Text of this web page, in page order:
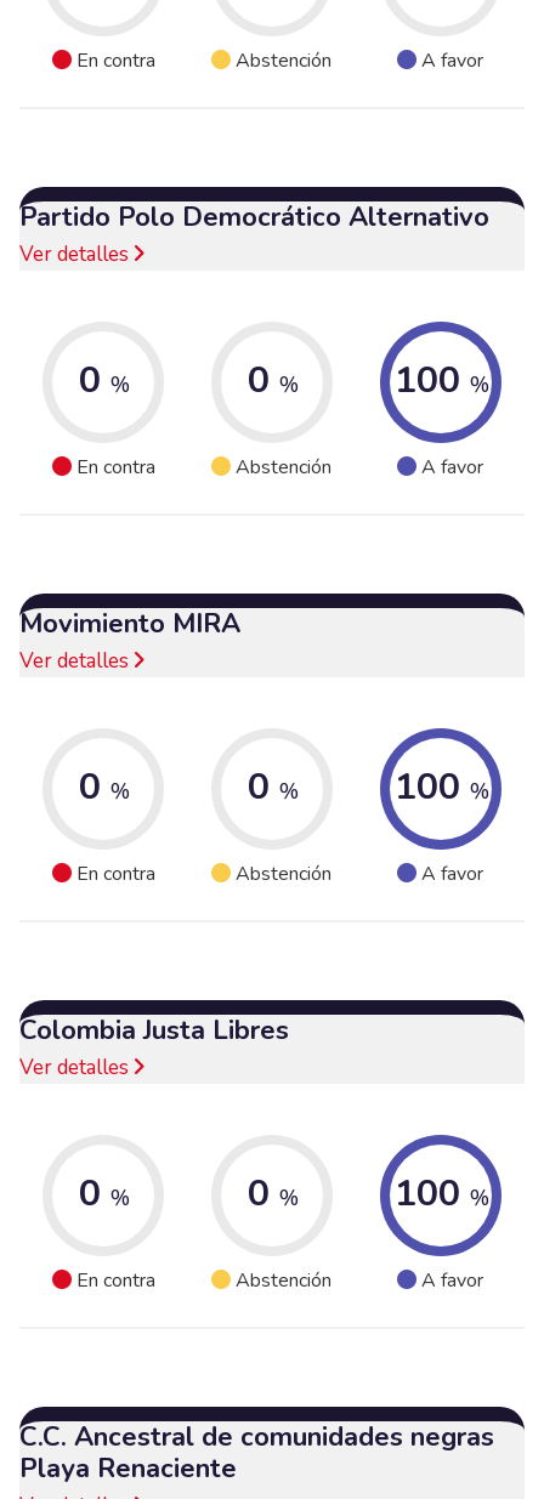
En contra Abstención A favor
Partido Polo Democrático Alternativo
Ver detalles
0 %
En contra
0 %
Abstención
100 %
A favor
Movimiento MIRA
Ver detalles
0 %
En contra
0 %
Abstención
100 %
A favor
Colombia Justa Libres
Ver detalles
0 %
En contra
0 %
Abstención
100 %
A favor
C.C. Ancestral de comunidades negras
Playa Renaciente